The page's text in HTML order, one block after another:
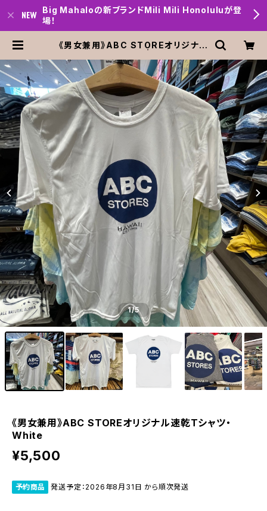
Big Mahaloの新ブランドMili Mili Honoluluが登
場！
《男女兼用》ABC STOREオリジナル
Honolulu
1/5
《男女兼用》ABC STOREオリジナル速乾Tシャツ・
White
¥5,500
予約商品 発送予定：2026年8月31日 から順次発送